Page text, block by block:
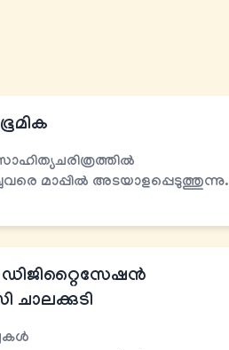
മാപ്പില്‍ അടയാളപ്പെടുത്തുന്നു.
ഡിജിറ്റൈസേഷന്‍
ചാലക്കുടി